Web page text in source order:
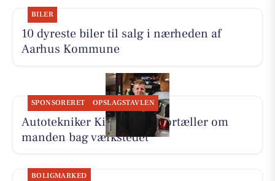
BILER
10 dyreste biler til salg i nærheden af
Aarhus Kommune
SPONSORERET OPSLAGSTAVLEN
Autotekniker Kim Skytthe fortæller om
manden bag værkstedet
BOLIGMARKED